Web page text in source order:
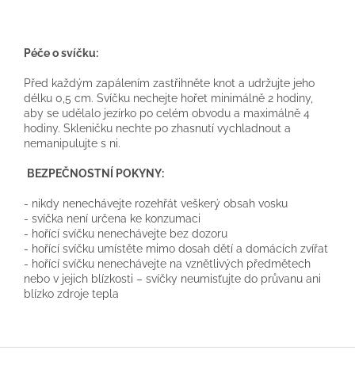
Péče o svíčku:
Před každým zapálením zastřihněte knot a udržujte jeho
délku 0,5 cm. Svíčku nechejte hořet minimálně 2 hodiny,
aby se udělalo jezírko po celém obvodu a maximálně 4
hodiny. Skleničku nechte po zhasnutí vychladnout a
nemanipulujte s ni.
BEZPEČ NOSTNÍ POKYNY:
- nikdy nenechávejte rozehřát veškerý obsah vosku
- svíčka není určena ke konzumaci
- hořící svíčku nenechávejte bez dozoru
- hořící svíčku umístěte mimo dosah dětí a domácích zvířat
- hořící svíčku nenechávejte na vznětlivých předmětech
nebo v jejich blízkosti – svíčky neumisťujte do průvanu ani
blízko zdroje tepla